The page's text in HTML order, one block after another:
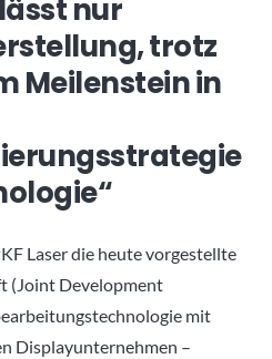
nur
trotz
Meilenstein in
Laser die heute vorgestellte
(Joint Development
mit
Displayunternehmen –